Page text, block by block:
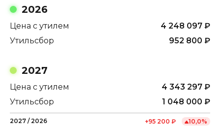
2026
Цена с утилем 4 248 097 ₽
Утильсбор
952 800 ₽
2027
Цена с утилем 4 343 297 ₽
Утильсбор
1 048 000 ₽
2027 / 2026 +95 200 ₽ 10,0%